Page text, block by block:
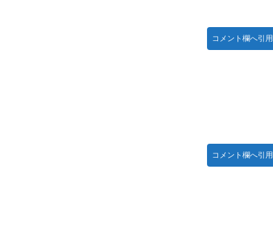
ニメ調】 Part 3
コメント欄へ引用
コメント欄へ引用